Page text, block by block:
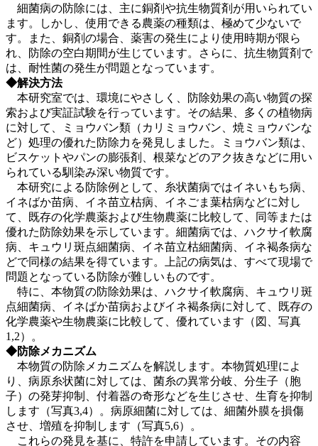
細菌病の防除には、主に銅剤や抗生物質剤が用いられてい
ます。しかし、使用できる農薬の種類は、極めて少ないで
す。また、銅剤の場合、薬害の発生により使用時期が限ら
れ、防除の空白期間が生じています。さらに、抗生物質剤で
は、耐性菌の発生が問題となっています。
◆解決方法
本研究室では、環境にやさしく、防除効果の高い物質の探
索および実証試験を行っています。その結果、多くの植物病
に対して、ミョウバン類（カリミョウバン、焼ミョウバンな
ど）処理の優れた防除力を発見しました。ミョウバン類は、
ビスケットやパンの膨張剤、根菜などのアク抜きなどに用い
られている馴染み深い物質です。
本研究による防除例として、糸状菌病ではイネいもち病、
イネばか苗病、イネ苗立枯病、イネごま葉枯病などに対し
て、既存の化学農薬および生物農薬に比較して、同等または
優れた防除効果を示しています。細菌病では、ハクサイ軟腐
病、キュウリ斑点細菌病、イネ苗立枯細菌病、イネ褐条病な
どで同様の結果を得ています。上記の病気は、すべて現場で
問題となっている防除が難しいものです。
特に、本物質の防除効果は、ハクサイ軟腐病、キュウリ斑
点細菌病、イネばか苗病およびイネ褐条病に対して、既存の
化学農薬や生物農薬に比較して、優れています（図、写真
1,2）。
◆防除メカニズム
本物質の防除メカニズムを解説します。本物質処理によ
り、病原糸状菌に対しては、菌糸の異常分岐、分生子（胞
子）の発芽抑制、付着器の奇形などを生じさせ、生育を抑制
します（写真3,4）。病原細菌に対しては、細菌外膜を損傷
させ、増殖を抑制します（写真5,6）。
これらの発見を基に、特許を申請しています。その内容